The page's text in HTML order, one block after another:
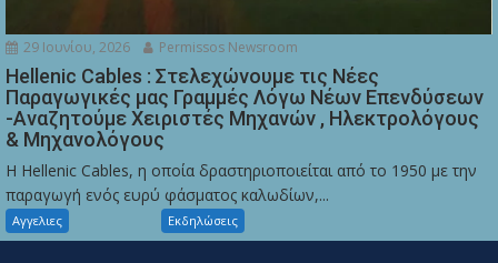
29 Ιουνίου, 2026 Permissos Newsroom
Hellenic Cables : Στελεχώνουμε τις Νέες
Παραγωγικές μας Γραμμές Λόγω Νέων Επενδύσεων
-Αναζητούμε Χειριστές Μηχανών , Ηλεκτρολόγους
& Μηχανολόγους
Η Hellenic Cables, η οποία δραστηριοποιείται από το 1950 με την
παραγωγή ενός ευρύ φάσματος καλωδίων,...
Αγγελιες Εκδηλώσεις